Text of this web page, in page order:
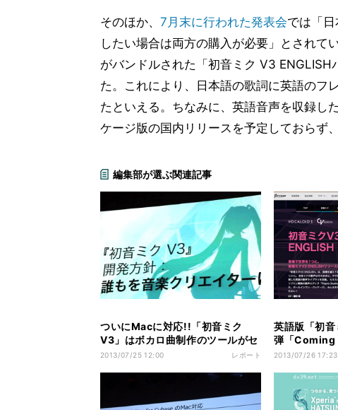
そのほか、 7月末に行われた発表会では「
したい場合は両方の購入が必要」とされて
がバンドルされた「初音ミク V3
た。これにより、日本語の歌詞に英語のフ
たといえる。ちなみに、英語音声を収録し
ケージ版の国内リリースを予定しておらず
編集部が選ぶ関連記事
ついにMacに対応!!「初音ミク
V3」はボカロ曲制作のツールがセ
ットになった新製品 - 楽曲制作の
2013/07/25 12:00 レポート
英語版「初
弾「Coming
クリプトン
2013/07/26 17:23